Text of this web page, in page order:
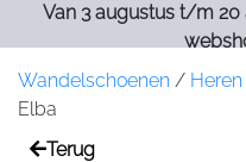
Van 3 augustus t/m 20
Wandelschoenen /
Elba
Terug